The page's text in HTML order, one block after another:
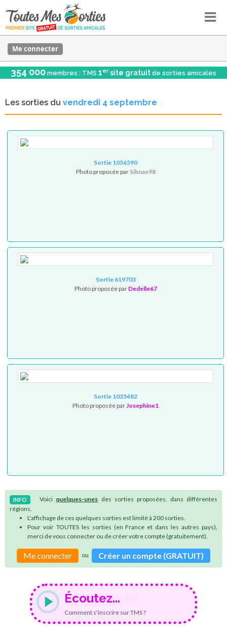
Me connecter
354 000 membres : TMS 1er site gratuit de sorties amicales
Les sorties du vendredi 4 septembre
Sortie 1056590
Photo proposée par Sibnae98
Sortie 619703
Photo proposée par Dedelle67
Sortie 1035482
Photo proposée parJosephine1
INFO Voici quelques-unes des sorties proposées, dans différentes
régions.
L'affichage de ces quelques sorties est limité à 200 sorties.
Pour voir TOUTES les sorties (en France et dans les autres pays),
merci de vous connecter ou de créer votre compte (gratuitement).
Me connecter ou Créer un compte (GRATUIT)
Écoutez...
Comment s'inscrire sur TMS ?